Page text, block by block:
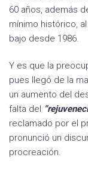
60 años, además
mínimo histórico,
bajo desde 1986.
Y es que la
pues llegó de la
un aumento del
falta del
reclamado por el
pronunció un
procreación.